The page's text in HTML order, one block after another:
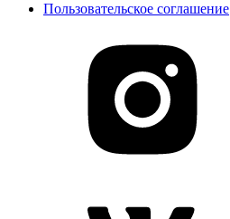
Пользовательское соглашение